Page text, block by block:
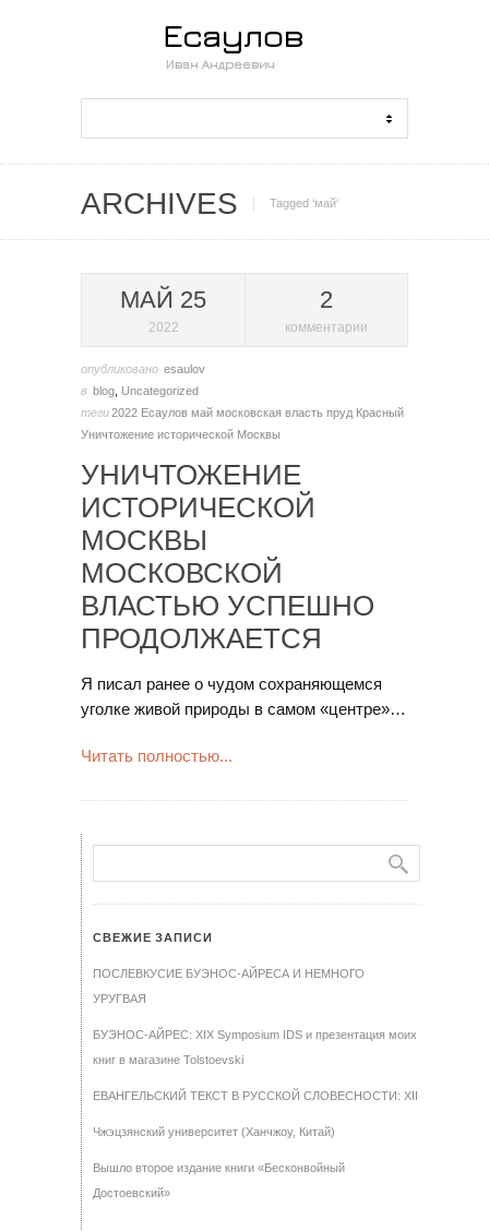
ARCHIVES Tagged ‘май‘
МАЙ 25
2022
2
комментарии
опубликовано esaulov
в blog Uncategorized
теги2022 Есаулов май московская власть пруд Красный
Уничтожение исторической Москвы
УНИЧТОЖЕНИЕ
ИСТОРИЧЕСКОЙ
МОСКВЫ
МОСКОВСКОЙ
ВЛАСТЬЮ УСПЕШНО
ПРОДОЛЖАЕТСЯ
Я писал ранее о чудом сохраняющемся
уголке живой природы в самом «центре»…
Читать полностью...
СВЕЖИЕ ЗАПИСИ
ПОСЛЕВКУСИЕ БУЭНОС-АЙРЕСА И НЕМНОГО
УРУГВАЯ
БУЭНОС-АЙРЕС: XIX Symposium IDS и презентация моих
книг в магазине Tolstoevski
ЕВАНГЕЛЬСКИЙ ТЕКСТ В РУССКОЙ СЛОВЕСНОСТИ: XII
Чжэцзянский университет (Ханчжоу, Китай)
Вышло второе издание книги «Бесконвойный
Достоевский»